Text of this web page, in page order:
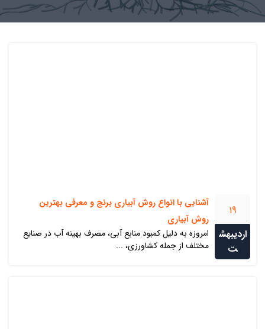
19
اردیبهش
ت
آشنایی با انواع روش آبیاری برنج و معرفی بهترین
روش آبیاری
امروزه به دلیل کمبود منابع آبی، مصرف بهینه آب در صنایع
مختلف از جمله کشاورزی، ...